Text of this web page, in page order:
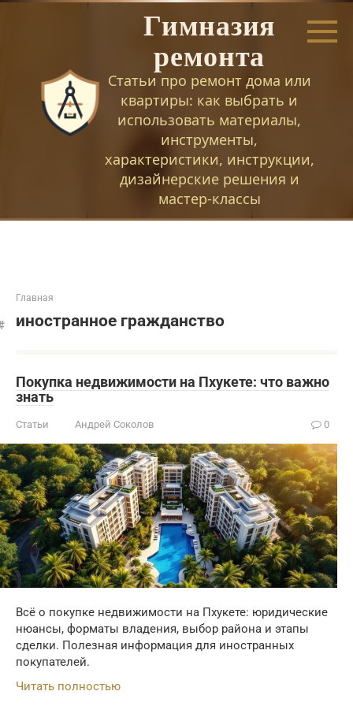
Перейти
Гимназия
ремонта
Статьи про ремонт дома или
квартиры: как выбрать и
использовать материалы,
инструменты,
характеристики, инструкции,
дизайнерские решения и
мастер-классы
Главная
иностранное гражданство
Покупка недвижимости на Пхукете: что важно
знать
Статьи Андрей Соколов 0
Всё о покупке недвижимости на Пхукете: юридические
нюансы, форматы владения, выбор района и этапы
сделки. Полезная информация для иностранных
покупателей.
Читать полностью